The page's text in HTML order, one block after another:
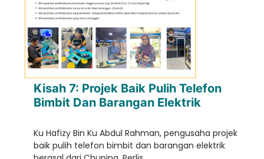
Kisah 7: Projek Baik Pulih Telefon
Bimbit Dan Barangan Elektrik
Ku Hafizy Bin Ku Abdul Rahman, pengusaha projek
baik pulih telefon bimbit dan barangan elektrik